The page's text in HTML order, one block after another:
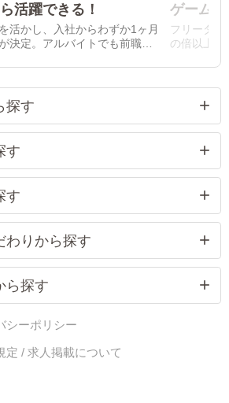
活躍できる！
活かし、入社からわずか1ヶ月
決定。アルバイトでも前職よ
ゲーム
フリータ
の倍以上と
探す
す
す
わりから探す
ら探す
シーポリシー
定 / 求人掲載について